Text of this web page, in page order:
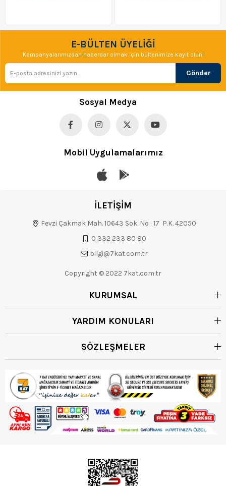
E-BÜLTEN ÜYELİĞİ
Kampanyalarımızdan haberdar olmak için bültenimize kayıt olun!
Gönder
Sosyal Medya
Mobil Uygulamalarımız
İLETİŞİM
Fevzi Çakmak Mah. 10643 Sok. No : 17 P.K. 42050
0 332 233 80 80
bilgi@7kat.com.tr
Copyright © 2022 7kat.com.tr
KURUMSAL
YARDIM KONULARI
SÖZLEŞMELER